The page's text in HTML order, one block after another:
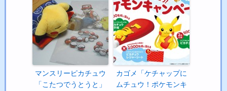
マンスリーピカチュウ
「こたつでうとうと」
カゴメ「ケチャップに
ムチュウ！ポケモンキ